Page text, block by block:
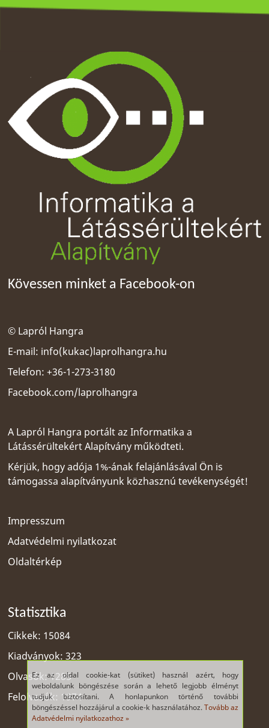
Ez az oldal cookie-kat (sütiket) használ azért, hogy
weboldalunk böngészése során a lehető legjobb élményt
tudjuk biztosítani. A honlapunkon történő további
böngészéssel hozzájárul a cookie-k használatához.Tovább az
Adatvédelmi nyilatkozathoz »
Kövessen minket a Facebook-on
© Lapról Hangra
E-mail: info(kukac)laprolhangra.hu
Telefon: +36-1-273-3180
Facebook.com/laprolhangra
A Lapról Hangra portált azInformatika a
Látássérültekért Alapítvány működteti.
Kérjük, hogy adója 1%-ának felajánlásával Ön is
támogassa alapítványunk közhasznú tevékenységét!
Impresszum
Adatvédelmi nyilatkozat
Oldaltérkép
Statisztika
Cikkek: 15084
Kiadványok: 323
Olvasók: 1285
Felolvasók: 1974